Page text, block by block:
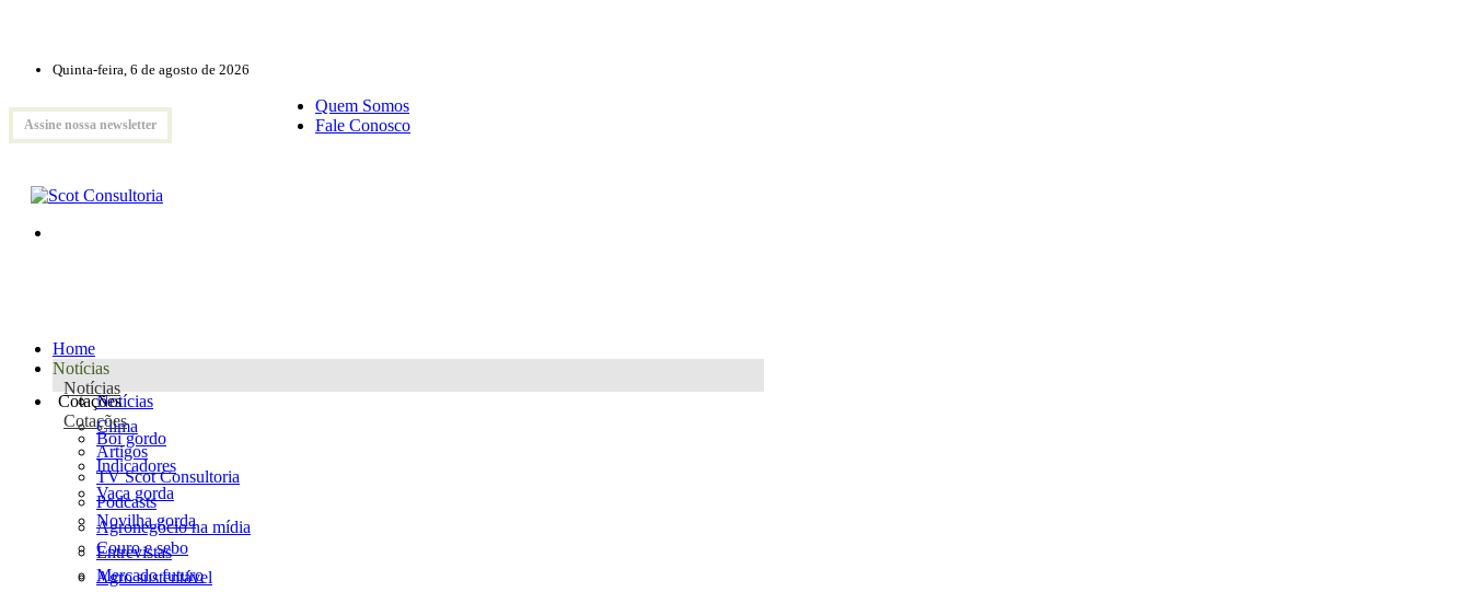
Quinta-feira, 6 de agosto de 2026
Assine nossa newsletter
Quem Somos
Fale Conosco
Home
Notícias
Notícias
Notícias
Clima
Artigos
TV Scot Consultoria
Podcasts
Agronegócio na mídia
Entrevistas
Agro sustentável
Cotações
Cotações
Boi gordo
Indicadores
Vaca gorda
Novilha gorda
Couro e sebo
Mercado futuro